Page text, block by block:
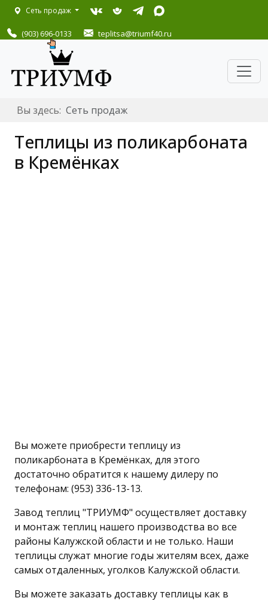
Сеть продаж
(903) 696-0133 teplitsa@triumf40.ru
Вы здесь: Сеть продаж
Теплицы из поликарбоната
в Кремёнках
Вы можете приобрести теплицу из
поликарбоната в Кремёнках, для этого
достаточно обратится к нашему дилеру по
телефонам: (953) 336-13-13.
Завод теплиц "ТРИУМФ" осуществляет доставку
и монтаж теплиц нашего производства во все
районы Калужской области и не только. Наши
теплицы служат многие годы жителям всех, даже
самых отдаленных, уголков Калужской области.
Вы можете заказать доставку теплицы как в